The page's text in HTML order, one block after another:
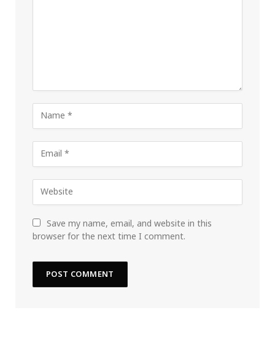
Save my name, email, and website in this
browser for the next time I comment.